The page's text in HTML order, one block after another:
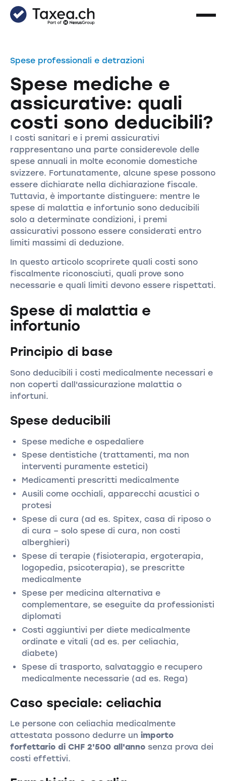
Spese professionali e detrazioni
Spese mediche e
assicurative: quali
costi sono deducibili?
I costi sanitari e i premi assicurativi
rappresentano una parte considerevole delle
spese annuali in molte economie domestiche
svizzere. Fortunatamente, alcune spese possono
essere dichiarate nella dichiarazione fiscale.
Tuttavia, è importante distinguere: mentre le
spese di malattia e infortunio sono deducibili
solo a determinate condizioni, i premi
assicurativi possono essere considerati entro
limiti massimi di deduzione.
In questo articolo scoprirete quali costi sono
fiscalmente riconosciuti, quali prove sono
necessarie e quali limiti devono essere rispettati.
Spese di malattia e
infortunio
Principio di base
Sono deducibili i costi medicalmente necessari e
non coperti dall'assicurazione malattia o
infortuni.
Spese deducibili
Spese mediche e ospedaliere
Spese dentistiche (trattamenti, ma non
interventi puramente estetici)
Medicamenti prescritti medicalmente
Ausili come occhiali, apparecchi acustici o
protesi
Spese di cura (ad es. Spitex, casa di riposo o
di cura – solo spese di cura, non costi
alberghieri)
Spese di terapie (fisioterapia, ergoterapia,
logopedia, psicoterapia), se prescritte
medicalmente
Spese per medicina alternativa e
complementare, se eseguite da professionisti
diplomati
Costi aggiuntivi per diete medicalmente
ordinate e vitali (ad es. per celiachia,
diabete)
Spese di trasporto, salvataggio e recupero
medicalmente necessarie (ad es. Rega)
Caso speciale: celiachia
Le persone con celiachia medicalmente
attestata possono dedurre un importo
forfettario di CHF 2'500 all'annosenza prova dei
costi effettivi.